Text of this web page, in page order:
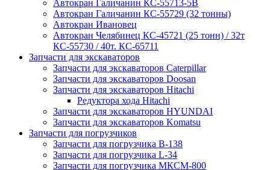
Автокран Галичанин КС-55713-5В
Автокран Галичанин КС-55729 (32 тонны)
Автокран Ивановец
Автокран Челябинец КС-45721 (25 тонн) / 32т
КС-55730 / 40т. КС-65711
Запчасти для экскаваторов
Запчасти для экскаваторов Caterpillar
Запчасти для экскаваторов Doosan
Запчасти для экскаваторов Hitachi
Редуктора хода Hitachi
Запчасти для экскаваторов HYUNDAI
Запчасти для экскаваторов Komatsu
Запчасти для погрузчиков
Запчасти для погрузчика B-138
Запчасти для погрузчика L-34
Запчасти для погрузчика МКСМ-800